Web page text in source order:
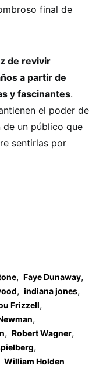
final de
de revivir
a partir de
y fascinantes.
el poder de
un público que
sentirlas por
, Faye Dunaway,
, indiana jones,
Frizzell,
,
, Robert Wagner,
,
William Holden